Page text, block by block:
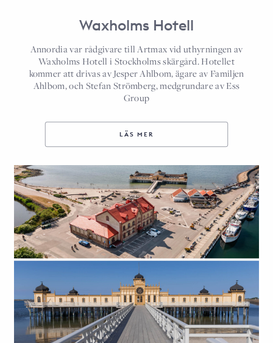
Waxholms Hotell
Annordia var rådgivare till Artmax vid uthyrningen av
Waxholms Hotell i Stockholms skärgård. Hotellet
kommer att drivas av Jesper Ahlbom, ägare av Familjen
Ahlbom, och Stefan Strömberg, medgrundare av Ess
Group
LÄS MER